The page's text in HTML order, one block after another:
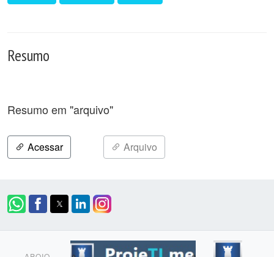
Resumo
Resumo em "arquivo"
Acessar Arquivo